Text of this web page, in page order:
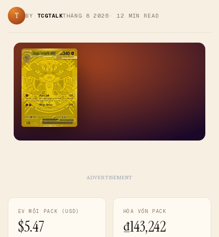
T BY TCGTALKTHÁNG 8 2026 · 12 MIN READ
ADVERTISEMENT
EV MỖI PACK (USD)
$5.47
HÒA VỐN PACK
₫143,242